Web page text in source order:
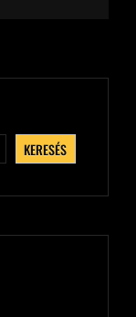
KERESÉS